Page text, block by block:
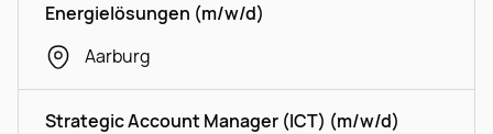
Energielösungen (m/w/d)
Aarburg
Strategic Account Manager (ICT) (m/w/d)